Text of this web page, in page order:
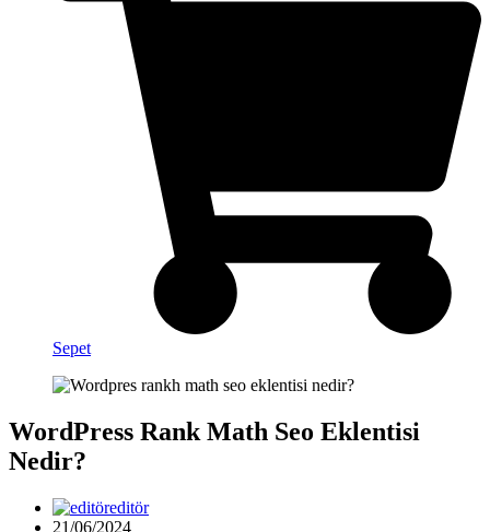
Sepet
WordPress Rank Math Seo Eklentisi
Nedir?
editör
21/06/2024